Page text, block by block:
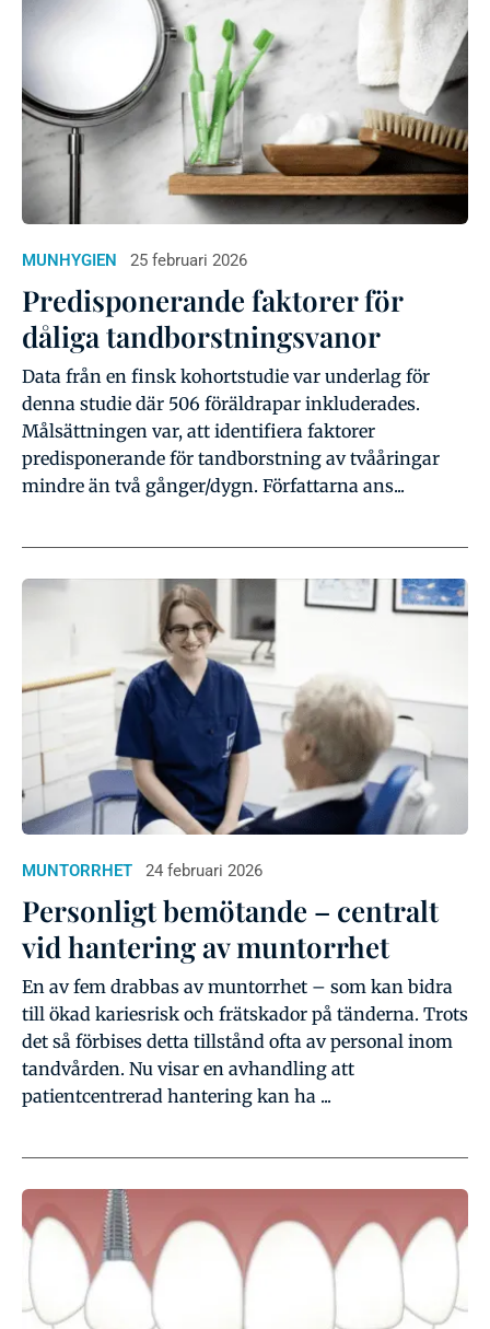
MUNHYGIEN 25 februari 2026
Predisponerande faktorer för
dåliga tandborstningsvanor
Data från en finsk kohortstudie var underlag för
denna studie där 506 föräldrapar inkluderades.
Målsättningen var, att identifiera faktorer
predisponerande för tandborstning av tvååringar
mindre än två gånger/dygn. Författarna ans...
MUNTORRHET 24 februari 2026
Personligt bemötande – centralt
vid hantering av muntorrhet
En av fem drabbas av muntorrhet – som kan bidra
till ökad kariesrisk och frätskador på tänderna. Trots
det så förbises detta tillstånd ofta av personal inom
tandvården. Nu visar en avhandling att
patientcentrerad hantering kan ha ...